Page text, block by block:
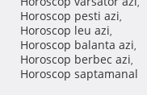
Horoscop pesti azi,
Horoscop leu azi,
Horoscop balanta azi,
Horoscop berbec azi,
Horoscop saptamanal